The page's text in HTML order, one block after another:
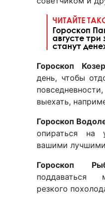
ЧИТАЙТЕ
Гороскоп
августе три
станут
Гороскоп
день, чтобы
выехать,
Гороскоп
опираться на
вашими
Гороскоп
поддаваться
резкого